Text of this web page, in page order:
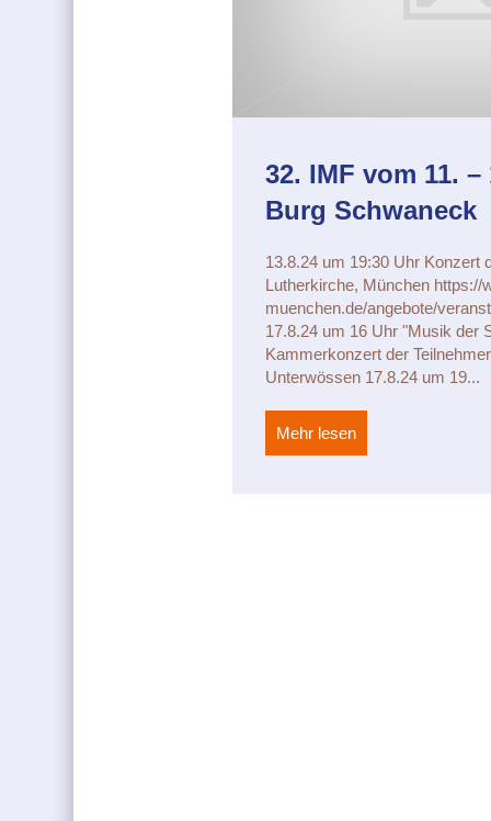
32. IMF vom 11. –
Burg Schwaneck
13.8.24 um 19:30 Uhr Konzert
Lutherkirche, München https://
muenchen.de/angebote/
17.8.24 um 16 Uhr "Musik der
Kammerkonzert der
Unterwössen 17.8.24 um 19...
Mehr lesen